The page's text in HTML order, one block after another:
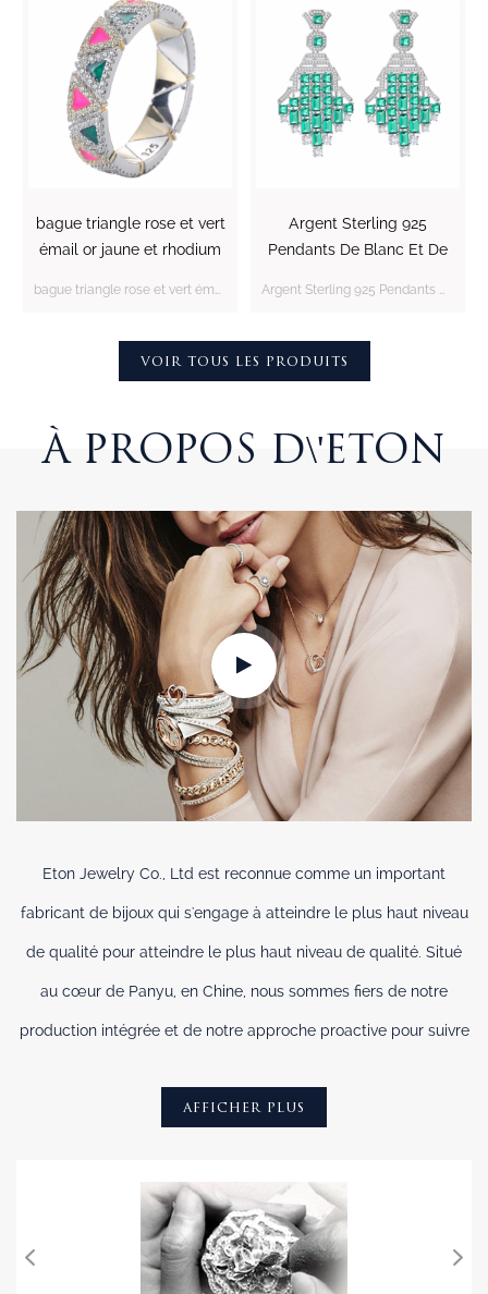
bague triangle rose et vert
émail or jaune et rhodium
bague triangle rose et vert émail or jaune et rhodium sur argent sterling
Argent Sterling 925
Pendants De Blanc Et De
Argent Sterling 925 Pendants De Blanc Et De Vert Boucles D'Oreilles
VOIR TOUS LES PRODUITS
À PROPOS D\'ETON
Eton Jewelry Co., Ltd est reconnue comme un important
fabricant de bijoux qui s'engage à atteindre le plus haut niveau
de qualité pour atteindre le plus haut niveau de qualité. Situé
au cœur de Panyu, en Chine, nous sommes fiers de notre
production intégrée et de notre approche proactive pour suivre
innovants en argent sterling 925 avec zircons cubiques, pierres
exigences rigoureuses en matière de qualité, de prix et de
niveau de service inégalé a capturé une appréciation mondiale
du monde des connaisseurs exigeants. ces engagements sont
AFFICHER PLUS